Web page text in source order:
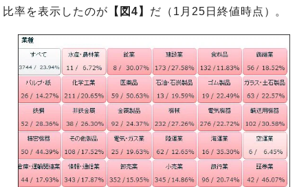
比率を表示したのが 【図4】 だ（1月25日終値時点）。